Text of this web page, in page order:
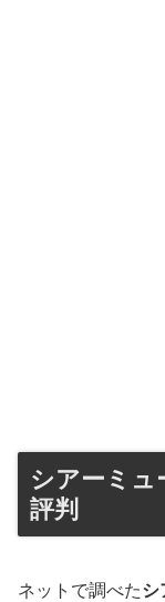
シアーミュ
評判
ネットで調べたシ